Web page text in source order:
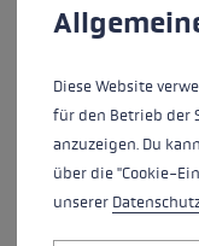
This website uses
Diese Website
für den Betrieb der
anzuzeigen. Du
über die "Cookie-
unserer